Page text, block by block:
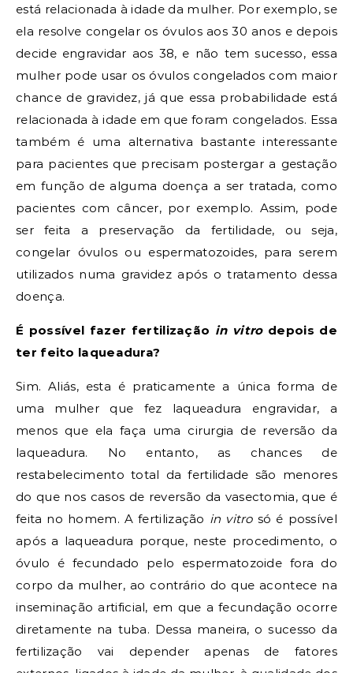
está relacionada à idade da mulher. Por exemplo, se
ela resolve congelar os óvulos aos 30 anos e depois
decide engravidar aos 38, e não tem sucesso, essa
mulher pode usar os óvulos congelados com maior
chance de gravidez, já que essa probabilidade está
relacionada à idade em que foram congelados. Essa
também é uma alternativa bastante interessante
para pacientes que precisam postergar a gestação
em função de alguma doença a ser tratada, como
pacientes com câncer, por exemplo. Assim, pode
ser feita a preservação da fertilidade, ou seja,
congelar óvulos ou espermatozoides, para serem
utilizados numa gravidez após o tratamento dessa
doença.
É possível fazer fertilização in vitro depois de
ter feito laqueadura?
Sim. Aliás, esta é praticamente a única forma de
uma mulher que fez laqueadura engravidar, a
menos que ela faça uma cirurgia de reversão da
laqueadura. No entanto, as chances de
restabelecimento total da fertilidade são menores
do que nos casos de reversão da vasectomia, que é
feita no homem. A fertilização in vitrosó é possível
após a laqueadura porque, neste procedimento, o
óvulo é fecundado pelo espermatozoide fora do
corpo da mulher, ao contrário do que acontece na
inseminação artificial, em que a fecundação ocorre
diretamente na tuba. Dessa maneira, o sucesso da
fertilização vai depender apenas de fatores